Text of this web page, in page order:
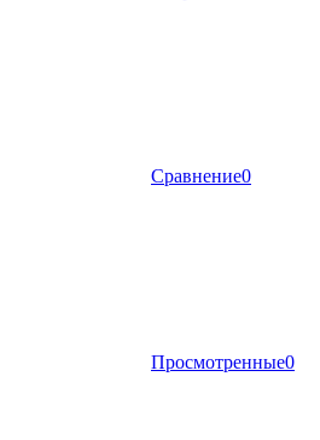
Сравнение0
Просмотренные0